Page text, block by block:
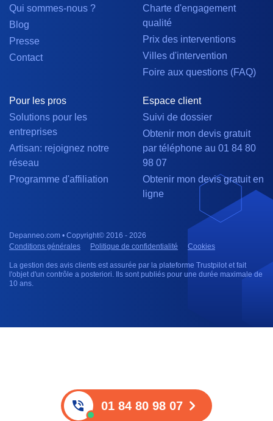
Qui sommes-nous ?
Blog
Presse
Contact
Charte d'engagement
qualité
Prix des interventions
Villes d'intervention
Foire aux questions (FAQ)
Pour les pros
Solutions pour les
entreprises
Artisan: rejoignez notre
réseau
Programme d'affiliation
Espace client
Suivi de dossier
Obtenir mon devis gratuit
par téléphone au 01 84 80
98 07
Obtenir mon devis gratuit en
ligne
Depanneo.com • Copyright© 2016 - 2026
Conditions générales
Politique de confidentialité Cookies
La gestion des avis clients est assurée par la plateforme Trustpilot et fait
l'objet d'un contrôle a posteriori. Ils sont publiés pour une durée maximale de
10 ans.
01 84 80 98 07